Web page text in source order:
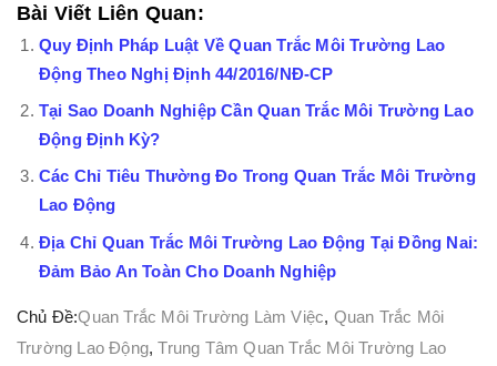
Bài Viết Liên Quan:
Quy Định Pháp Luật Về Quan Trắc Môi Trường Lao
Động Theo Nghị Định 44/2016/NĐ-CP
Tại Sao Doanh Nghiệp Cần Quan Trắc Môi Trường Lao
Động Định Kỳ?
Các Chỉ Tiêu Thường Đo Trong Quan Trắc Môi Trường
Lao Động
Địa Chỉ Quan Trắc Môi Trường Lao Động Tại Đồng Nai:
Đảm Bảo An Toàn Cho Doanh Nghiệp
Chủ Đề:Quan Trắc Môi Trường Làm Việc, Quan Trắc Môi
Trường Lao Động,Trung Tâm Quan Trắc Môi Trường Lao